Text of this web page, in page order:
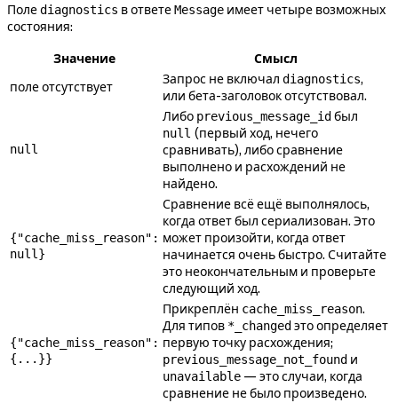
Полеdiagnostics в ответеMessage имеет четыре возможных
состояния:
Значение
Смысл
поле отсутствует
Запрос не включал diagnostics,
или бета-заголовок отсутствовал.
null
Либо previous_message_id был
null (первый ход, нечего
сравнивать), либо сравнение
выполнено и расхождений не
найдено.
{"cache_miss_reason":
null}
Сравнение всё ещё выполнялось,
когда ответ был сериализован. Это
может произойти, когда ответ
начинается очень быстро. Считайте
это неокончательным и проверьте
следующий ход.
{"cache_miss_reason":
{...}}
Прикреплён cache_miss_reason.
Для типов *_changed это определяет
первую точку расхождения;
previous_message_not_found и
unavailable — это случаи, когда
сравнение не было произведено.